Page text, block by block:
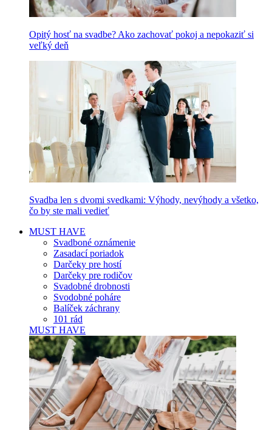
Opitý hosť na svadbe? Ako zachovať pokoj a nepokaziť si
veľký deň
Svadba len s dvomi svedkami: Výhody, nevýhody a všetko,
čo by ste mali vedieť
MUST HAVE
Svadboné oznámenie
Zasadací poriadok
Darčeky pre hostí
Darčeky pre rodičov
Svadobné drobnosti
Svodobné poháre
Balíček záchrany
101 rád
MUST HAVE